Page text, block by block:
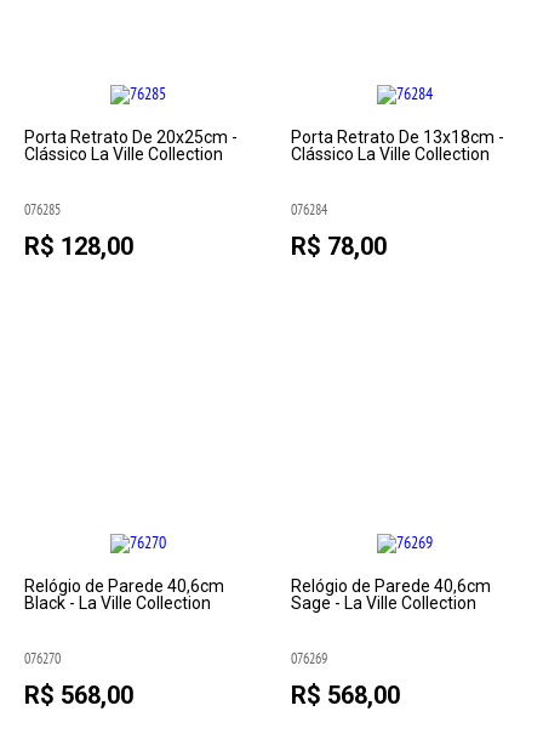
Porta Retrato De 20x25cm -
Clássico La Ville Collection
076285
R$ 128,00
Porta Retrato De 13x18cm -
Clássico La Ville Collection
076284
R$ 78,00
Relógio de Parede 40,6cm
Black - La Ville Collection
076270
R$ 568,00
Relógio de Parede 40,6cm
Sage - La Ville Collection
076269
R$ 568,00